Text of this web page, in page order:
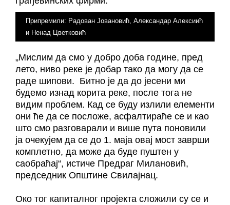
Припремили: Радован Јовановић, Александар Алексиић
и Ненад Цветковић
„Мислим да смо у добро доба године, пред
лето, ниво реке је добар тако да могу да се
раде шипови. Битно је да до јесени ми
будемо изнад корита реке, после тога не
видим проблем. Кад се буду излили елементи
они ће да се посложе, асфалтираће се и као
што смо разговарали и више пута поновили
ја очекујем да се до 1. маја овај мост заврши
комплетно, да може да буде пуштен у
саобраћај“, истиче Предраг Милановић,
председник Општине Свилајнац.
Око тог капиталног пројекта сложили су се и